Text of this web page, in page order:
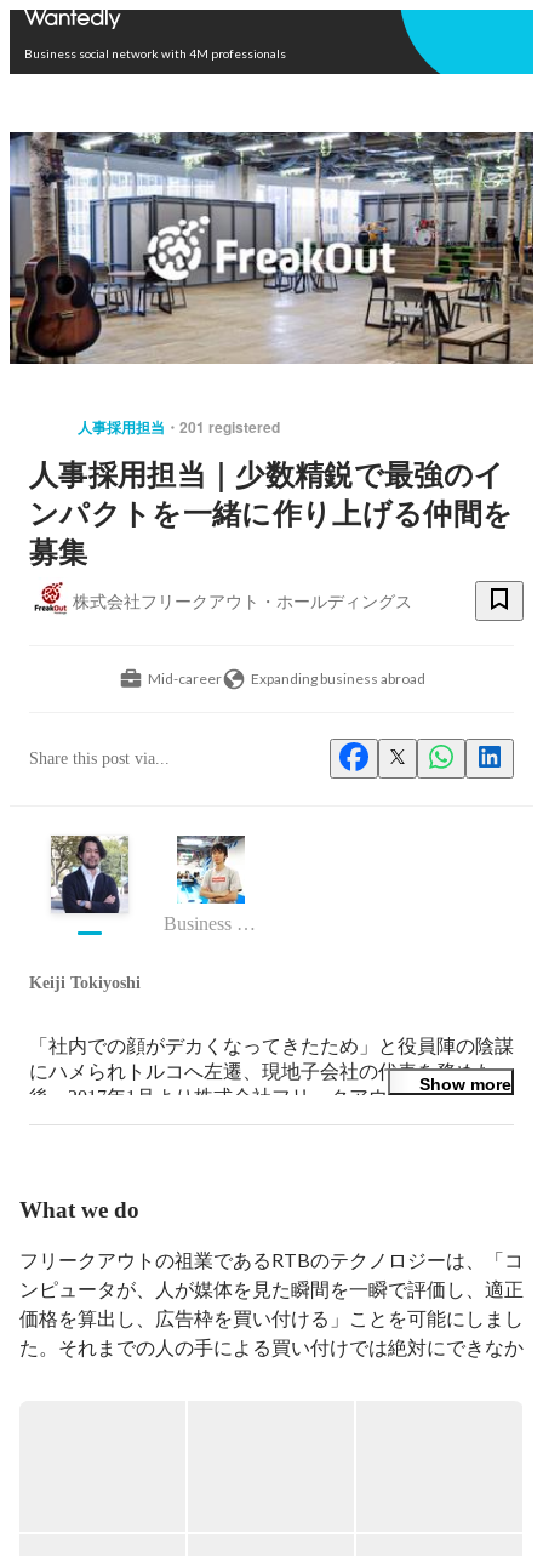
Business social network with 4M professionals
人事採用担当 201 registered
人事採用担当｜少数精鋭で最強のイ
ンパクトを一緒に作り上げる仲間を
募集
株式会社フリークアウト・ホールディングス
Mid-career Expanding business abroad
Share this post via...
Business (Finance, HR etc.)
Keiji Tokiyoshi
「社内での顔がデカくなってきたため」と役員陣の陰謀
にハメられトルコへ左遷、現地子会社の代表を務めた
後、2017年1月より株式会社フリークアウト代表取締役
Show more
What we do
フリークアウトの祖業であるRTBのテクノロジーは、「コ
ンピュータが、人が媒体を見た瞬間を一瞬で評価し、適正
価格を算出し、広告枠を買い付ける」ことを可能にしまし
た。それまでの人の手による買い付けでは絶対にできなか